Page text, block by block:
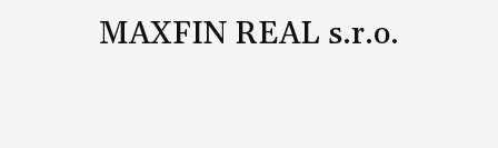
MAXFIN REAL s.r.o.